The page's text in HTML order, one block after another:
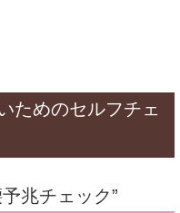
ためのセルフチェ
兆チェック”